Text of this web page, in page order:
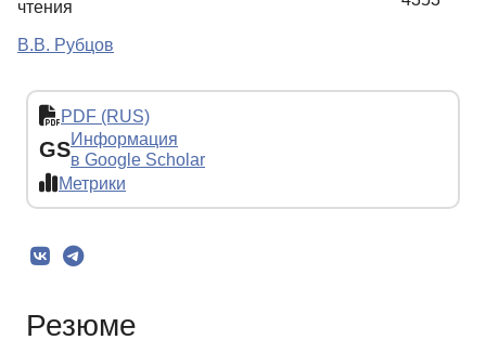
чтения
В.В. Рубцов
PDF (RUS)
GSИнформация
в Google Scholar
Метрики
Резюме